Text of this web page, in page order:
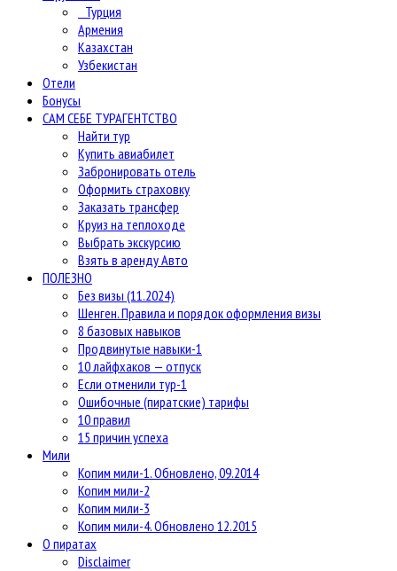
Турция
Армения
Казахстан
Узбекистан
Отели
Бонусы
САМ СЕБЕ ТУРАГЕНТСТВО
Найти тур
Купить авиабилет
Забронировать отель
Оформить страховку
Заказать трансфер
Круиз на теплоходе
Выбрать экскурсию
Взять в аренду Авто
ПОЛЕЗНО
Без визы (11.2024)
Шенген. Правила и порядок оформления визы
8 базовых навыков
Продвинутые навыки-1
10 лайфхаков — отпуск
Если отменили тур-1
Ошибочные (пиратские) тарифы
10 правил
15 причин успеха
Мили
Копим мили-1. Обновлено, 09.2014
Копим мили-2
Копим мили-3
Копим мили-4. Обновлено 12.2015
О пиратах
Disclaimer